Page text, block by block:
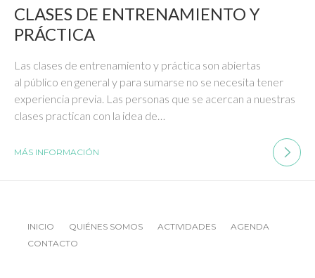
CLASES DE ENTRENAMIENTO Y
PRÁCTICA
Las clases de entrenamiento y práctica son abiertas
al público en general y para sumarse no se necesita tener
experiencia previa. Las personas que se acercan a nuestras
clases practican con la idea de…
MÁS INFORMACIÓN
INICIO QUIÉNES SOMOS ACTIVIDADES
AGENDA
CONTACTO